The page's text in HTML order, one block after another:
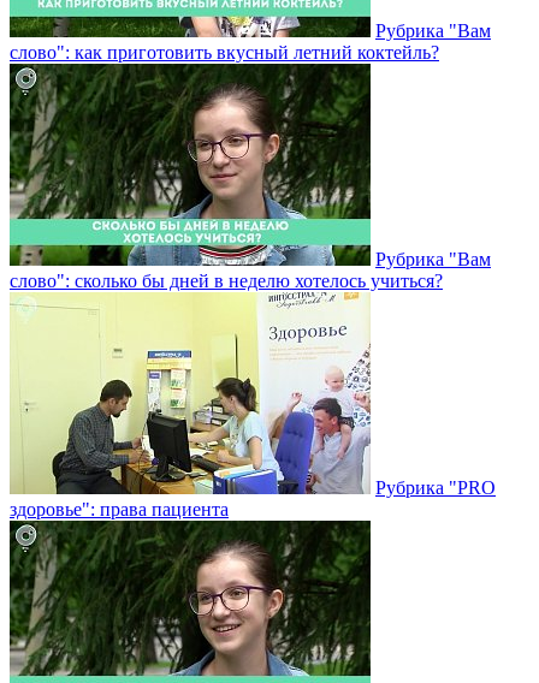
Рубрика "Вам
слово": как приготовить вкусный летний коктейль?
Рубрика "Вам
слово": сколько бы дней в неделю хотелось учиться?
Рубрика "PRO
здоровье": права пациента